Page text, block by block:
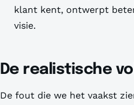
klant kent, ontwerpt
visie.
De realistische
De fout die we het vaakst